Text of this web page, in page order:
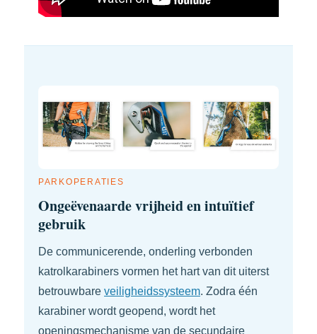
PARKOPERATIES
Ongeëvenaarde vrijheid en intuïtief
gebruik
De communicerende, onderling verbonden
katrolkarabiners vormen het hart van dit uiterst
betrouwbare veiligheidssysteem. Zodra één
karabiner wordt geopend, wordt het
openingsmechanisme van de secundaire